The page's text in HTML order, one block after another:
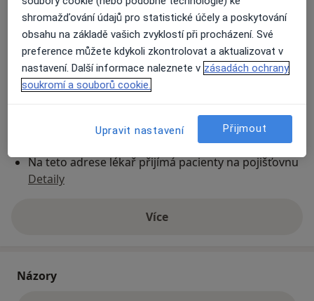
Přiblížit mapuse otevře v nové záložce
Dostupnost
Na této adrese online kalendář není aktivní
Způsoby platby (soukromé návštěvy)
Na teto adrese lékař přijímá pacienty na pojišťovnu
Detaily
Víceo adrese
Názory
shromažďování údajů pro statistické účely a poskytování
obsahu na základě vašich zvyklostí při procházení. Své
preference můžete kdykoli zkontrolovat a aktualizovat v
nastavení. Další informace naleznete v zásadách ochrany
soukromí a souborů cookie.
Upravit nastavení Přijmout